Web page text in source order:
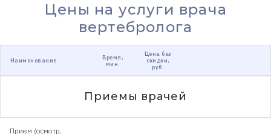
Цены на услуги врача
вертебролога
Наименование
Время,
мин.
Цена без
скидки,
руб.
Приемы врачей
Прием (осмотр,